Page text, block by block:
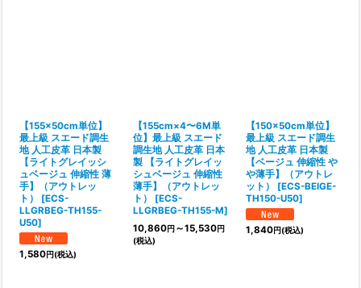
【155×50cm単位】
最上級 スエード調生
地 人工皮革 日本製
【ライトグレイッシ
ュベージュ 伸縮性 薄
手】（アウトレッ
ト）
[ECS-
LLGRBEG-TH155-
U50]
1,580円(税込)
【155cm×4〜6M単
位】最上級 スエード
調生地 人工皮革 日本
製 【ライトグレイッ
シュベージュ 伸縮性
薄手】（アウトレッ
ト）
[ECS-
LLGRBEG-TH155-M]
10,860円～15,530円
(税込)
【150×50cm単位】
最上級 スエード調生
地 人工皮革 日本製
【ベージュ 伸縮性 や
や薄手】（アウトレ
ット）
[ECS-BEIGE-
TH150-U50]
1,840円(税込)